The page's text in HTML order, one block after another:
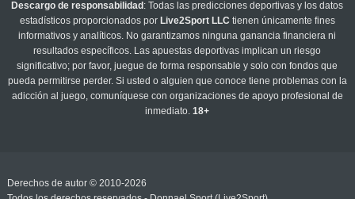
Descargo de responsabilidad : Todas las predicciones deportivas y los datos
estadísticos proporcionados por Live2Sport LLC tienen únicamente fines
informativos y analíticos. No garantizamos ninguna ganancia financiera ni
resultados específicos. Las apuestas deportivas implican un riesgo
significativo; por favor, juegue de forma responsable y solo con fondos que
pueda permitirse perder. Si usted o alguien que conoce tiene problemas con la
adicción al juego, comuníquese con organizaciones de apoyo profesional de
inmediato.18+
Derechos de autor © 2010-2026